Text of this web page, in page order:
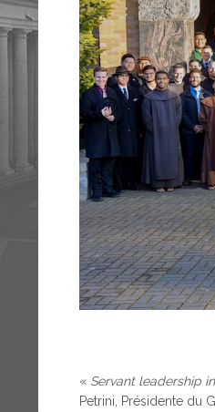
« Servant leadership
Petrini, Présidente du